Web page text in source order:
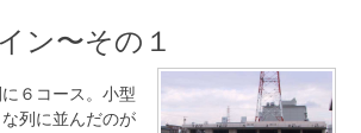
ン〜その１
６コース。小型
列に並んだのが